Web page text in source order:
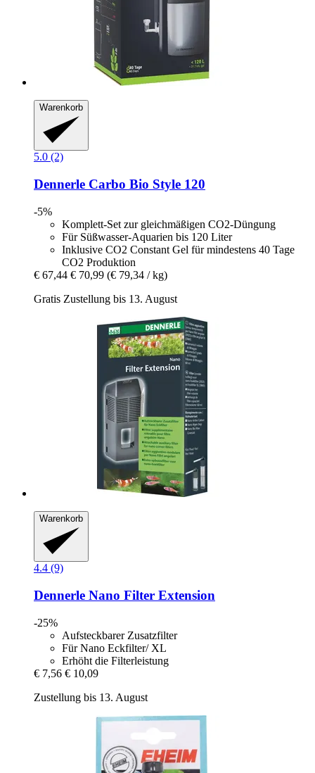
Warenkorb
5.0 (2)
Dennerle Carbo Bio Style 120
-5%
Komplett-Set zur gleichmäßigen CO2-Düngung
Für Süßwasser-Aquarien bis 120 Liter
Inklusive CO2 Constant Gel für mindestens 40 Tage
CO2 Produktion
€ 67,44 € 70,99 (€ 79,34 / kg)
Gratis Zustellung bis 13. August
Warenkorb
4.4 (9)
Dennerle Nano Filter Extension
-25%
Aufsteckbarer Zusatzfilter
Für Nano Eckfilter/ XL
Erhöht die Filterleistung
€ 7,56 € 10,09
Zustellung bis 13. August